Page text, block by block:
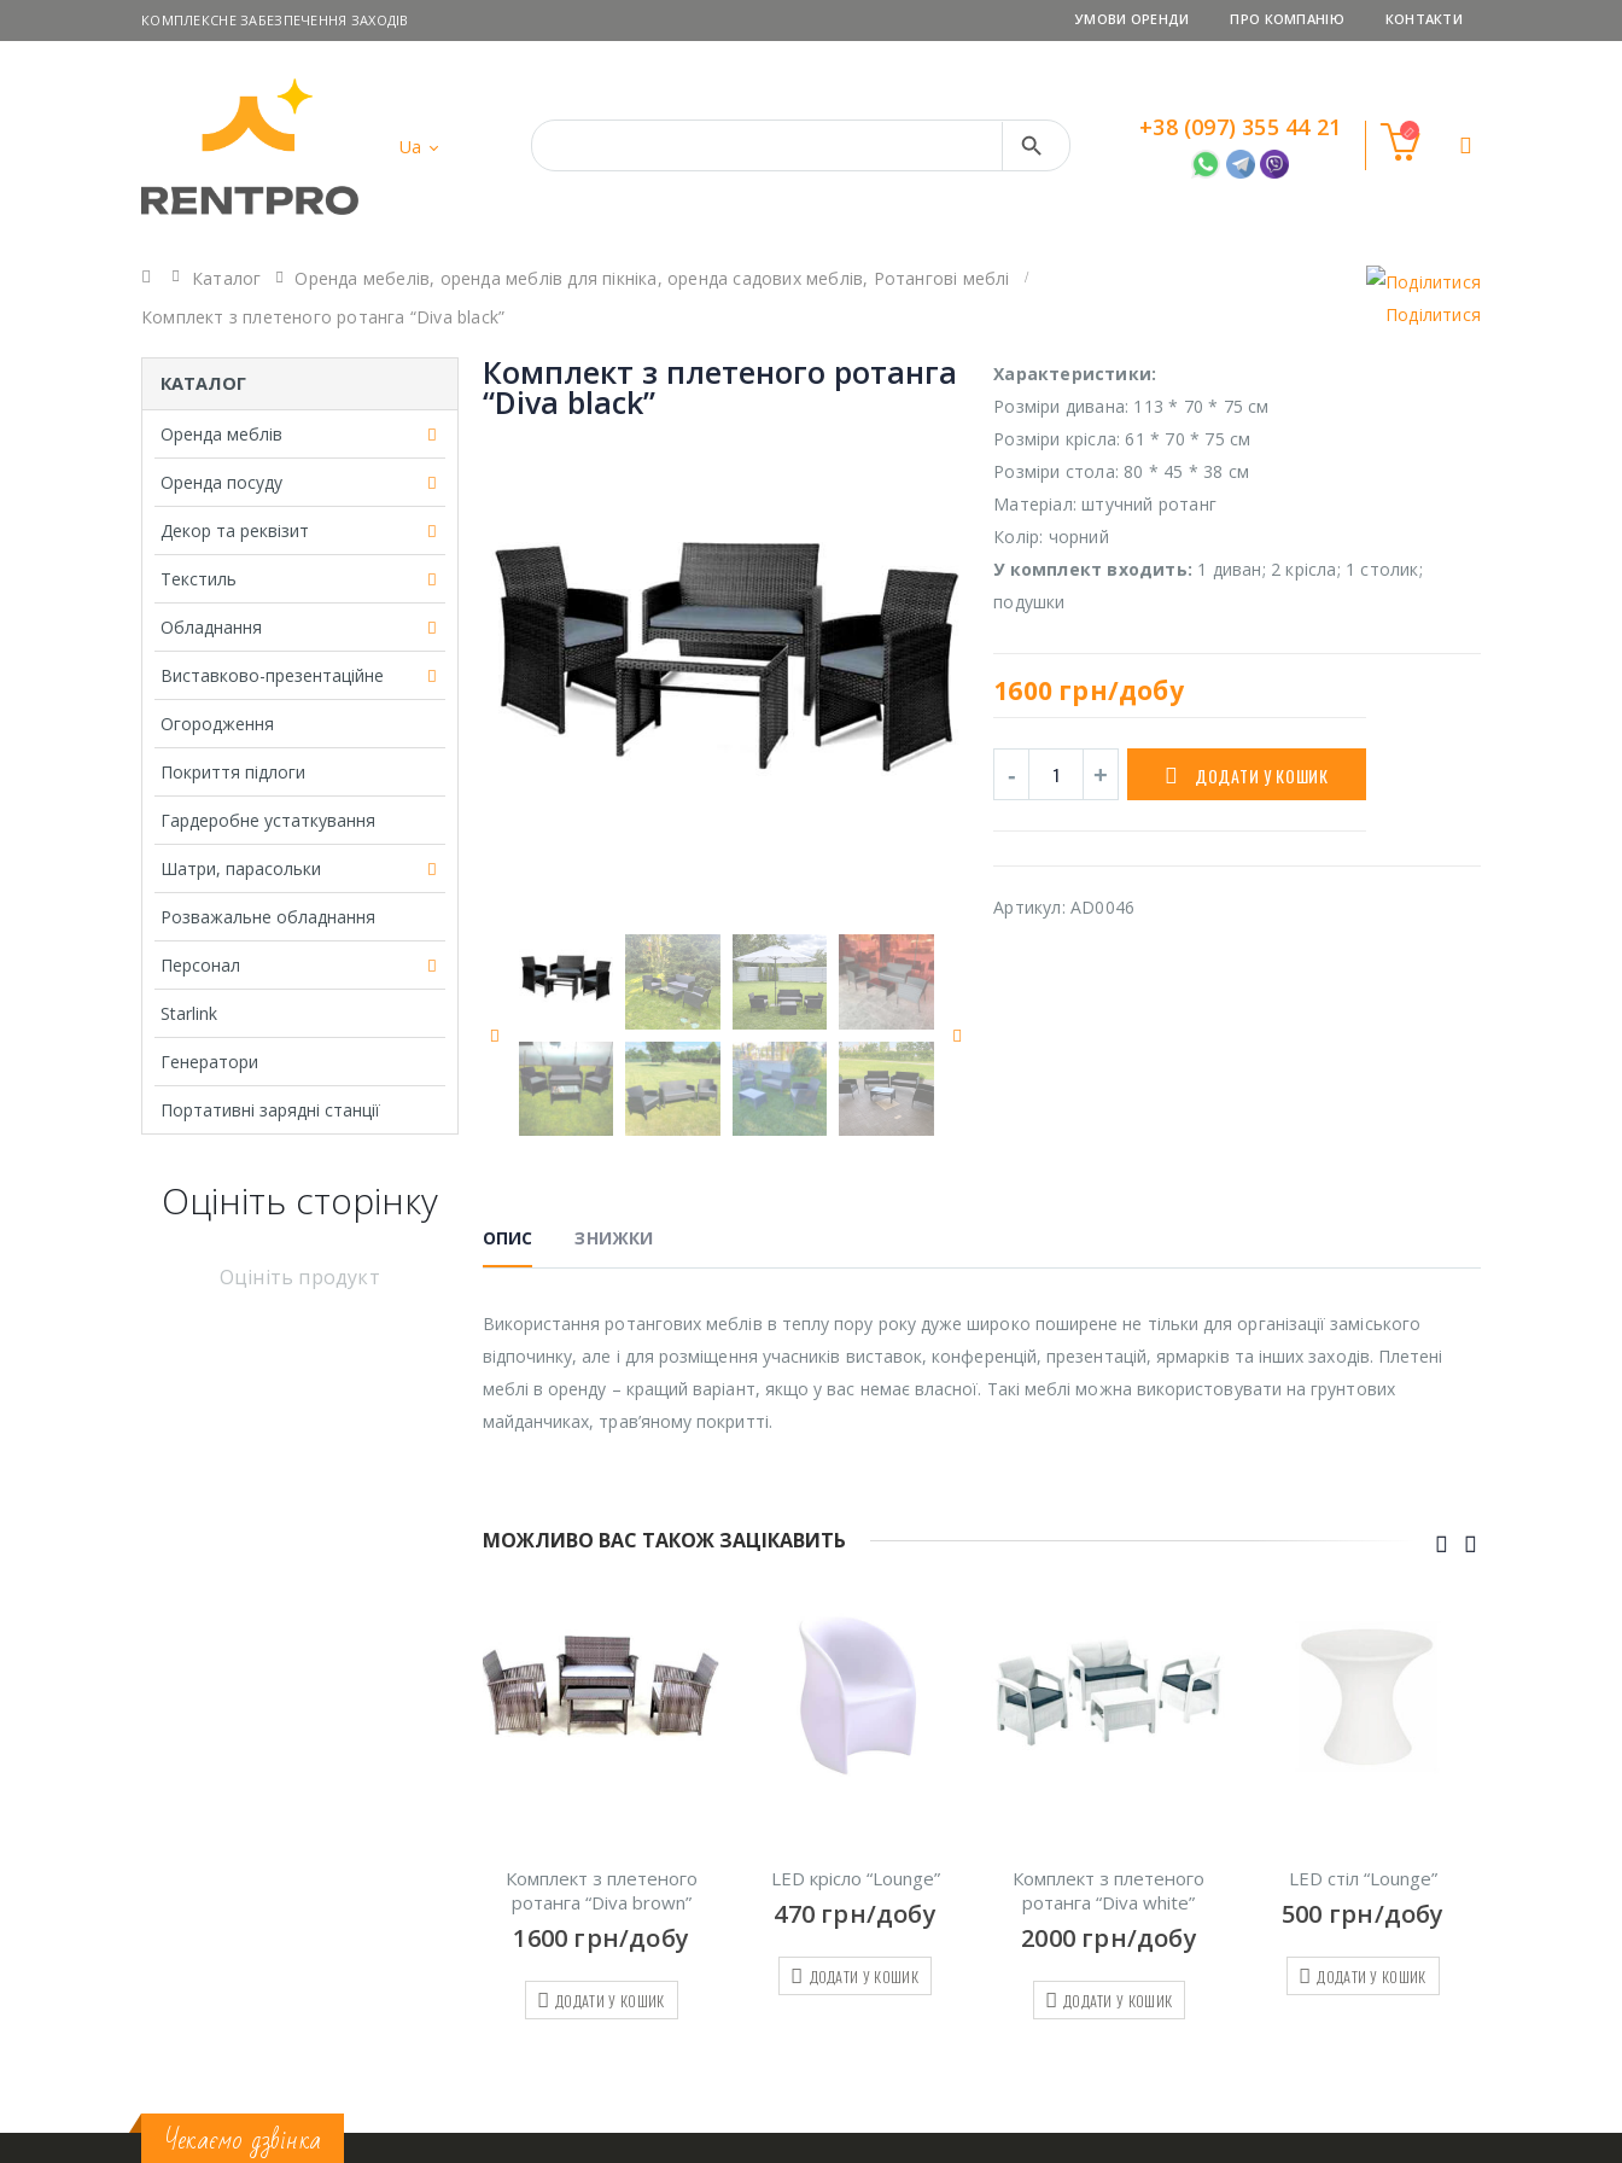
КОМПЛЕКСНЕ ЗАБЕЗПЕЧЕННЯ ЗАХОДІВ УМОВИ ОРЕНДИ ПРО КОМПАНІЮ КОНТАКТИ
Ua
Search Button +38 (097) 355 44 21
Головна
Каталог Оренда мебелів, оренда меблів для пікніка, оренда садових меблів, Ротангові меблі
Комплект з плетеного ротанга “Diva black”
Поділитися
Комплект з плетеного ротанга
“Diva black”
Характеристики:
Розміри дивана: 113 * 70 * 75 см
Розміри крісла: 61 * 70 * 75 см
Розміри стола: 80 * 45 * 38 см
Матеріал: штучний ротанг
Колір: чорний
У комплект входить: 1 диван; 2 крісла; 1 столик;
подушки
1600 грн/добу
ДОДАТИ У КОШИК
Артикул:AD0046
ОПИС ЗНИЖКИ
Використання ротангових меблів в теплу пору року дуже широко поширене не тільки для організації заміського
відпочинку, але і для розміщення учасників виставок, конференцій, презентацій, ярмарків та інших заходів. Плетені
меблі в оренду – кращий варіант, якщо у вас немає власної. Такі меблі можна використовувати на грунтових
майданчиках, трав’яному покритті.
МОЖЛИВО ВАС ТАКОЖ ЗАЦІКАВИТЬ
LED крісло “Lounge”
470грн/добу
ДОДАТИ У КОШИК
Комплект з плетеного
ротанга “Diva white”
2000 грн/добу
ДОДАТИ У КОШИК
LED стіл “Lounge”
500грн/добу
ДОДАТИ У КОШИК
Чорний журнальний
столик “Long”
300грн/добу
ДОДАТИ У КОШИК
КАТАЛОГ
Оренда меблів
Оренда посуду
Декор та реквізит
Текстиль
Обладнання
Виставково-презентаційне
Огородження
Покриття підлоги
Гардеробне устаткування
Шатри, парасольки
Розважальне обладнання
Персонал
Starlink
Генератори
Портативні зарядні станції
Оцініть cторінку
Оцініть продукт
Чекаємо дзвінка